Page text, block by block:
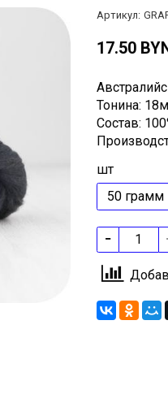
Артикул:
17.50
Тонина:
Состав:
шт